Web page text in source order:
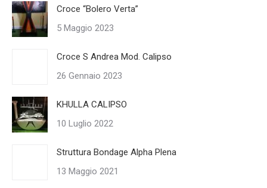
Croce “Bolero Verta”
5 Maggio 2023
Croce S Andrea Mod. Calipso
26 Gennaio 2023
KHULLA CALIPSO
10 Luglio 2022
Struttura Bondage Alpha Plena
13 Maggio 2021